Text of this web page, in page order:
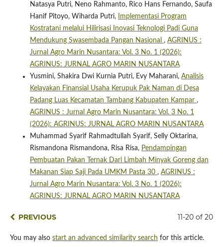
Natasya Putri, Neno Rahmanto, Rico Hans Fernando, Saufa
Hanif Pitoyo, Wiharda Putri,
Implementasi Program
Kostratani melalui Hilirisasi Inovasi Teknologi Padi Guna
Mendukung Swasembada Pangan Nasional , AGRINUS :
Jurnal Agro Marin Nusantara: Vol. 3 No. 1 (2026):
AGRINUS: JURNAL AGRO MARIN NUSANTARA
Yusmini, Shakira Dwi Kurnia Putri, Evy Maharani, Analisis
Kelayakan Finansial Usaha Kerupuk Pak Naman di Desa
Padang Luas Kecamatan Tambang Kabupaten Kampar ,
AGRINUS : Jurnal Agro Marin Nusantara: Vol. 3 No. 1
(2026): AGRINUS: JURNAL AGRO MARIN NUSANTARA
Muhammad Syarif Rahmadtullah Syarif, Selly Oktarina,
Rismandona Rismandona, Risa Risa, Pendampingan
Pembuatan Pakan Ternak Dari Limbah Minyak Goreng dan
Makanan Siap Saji Pada UMKM Pasta 30 , AGRINUS :
Jurnal Agro Marin Nusantara: Vol. 3 No. 1 (2026):
AGRINUS: JURNAL AGRO MARIN NUSANTARA
PREVIOUS 11-20 of 20
You may also start an advanced similarity search for this article.